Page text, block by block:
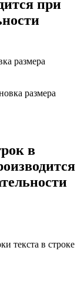
при
размера
размера
в
текста в строке